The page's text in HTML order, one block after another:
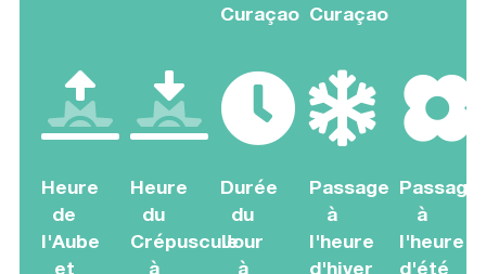
Curaçao Curaçao
Heure
de
l'Aube
et
Heure
du
Crépuscule
à
Durée
du
Jour
à
Passage
à
l'heure
d'hiver
Passage
à
l'heure
d'été